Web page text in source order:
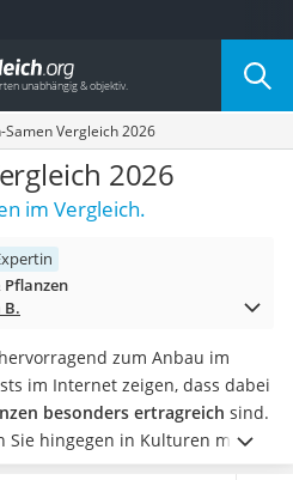
Kategorie
Samen Vergleich 2026
2026
im Vergleich.
Pflanzen
zum Anbau im
im Internet zeigen, dass dabei
besonders ertragreich sind.
Sie hingegen in Kulturen mit
mit dem Pinsel